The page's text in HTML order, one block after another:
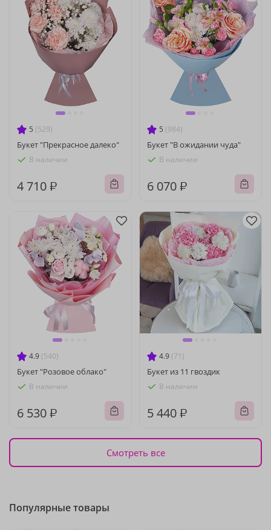
5 (529)
Букет "Прекрасное далеко"
В наличии
4 710 ₽
5 (984)
Букет "В ожидании чуда"
В наличии
6 070 ₽
4.9 (540)
Букет "Розовое облако"
В наличии
6 530 ₽
4.9 (71)
Букет из 11 гвоздик
В наличии
5 440 ₽
Смотреть все
Популярные товары